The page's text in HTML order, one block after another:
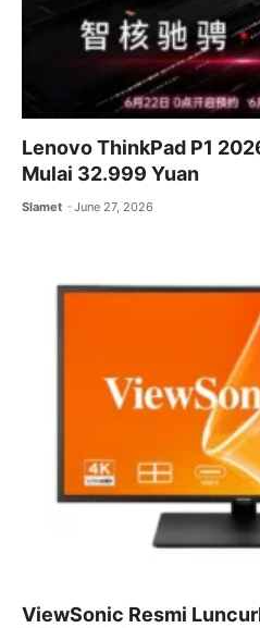
Lenovo ThinkPad P1
Mulai 32.999 Yuan
Slamet June 27, 2026
ViewSonic Resmi